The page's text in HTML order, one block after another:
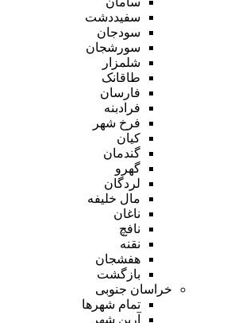
سفیددشت
سودجان
سورشجان
شلمزار
طاقانک
فارسان
فرادبنه
فرخ شهر
کیان
گندمان
گهرو
لردگان
مال خلیفه
ناغان
نافچ
نقنه
هفشجان
بازگشت
خراسان جنوبی
تمام شهر‌ها
آرین شهر